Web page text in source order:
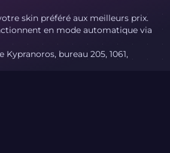
skin préféré aux meilleurs prix.
en mode automatique via
Kypranoros, bureau 205, 1061,